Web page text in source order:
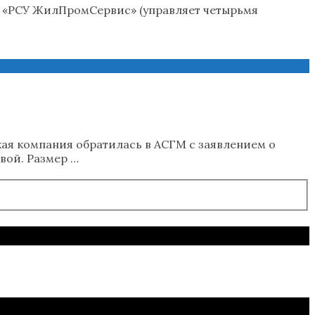
ЖилПромСервис» (управляет четырьмя
компания обратилась в АСГМ с заявлением о
Размер …